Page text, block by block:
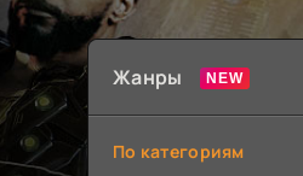
Жанры
По категориям